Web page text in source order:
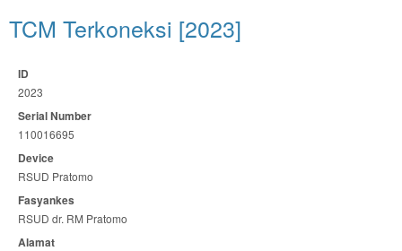
TCM Terkoneksi [2023]
ID
2023
Serial Number
110016695
Device
RSUD Pratomo
Fasyankes
RSUD dr. RM Pratomo
Alamat